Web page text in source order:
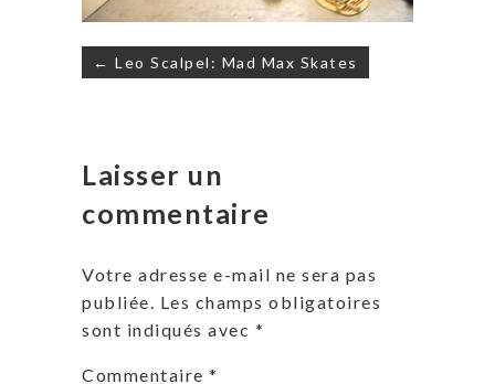
Navigation
de
← Leo Scalpel: Mad Max Skates
Laisser un
commentaire
Votre adresse e-mail ne sera pas
publiée. Les champs obligatoires
sont indiqués avec *
Commentaire *